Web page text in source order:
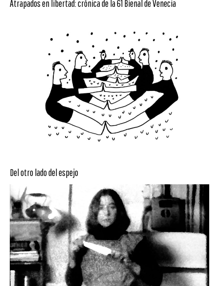
Atrapados en libertad: crónica de la 61 Bienal de Venecia
Del otro lado del espejo